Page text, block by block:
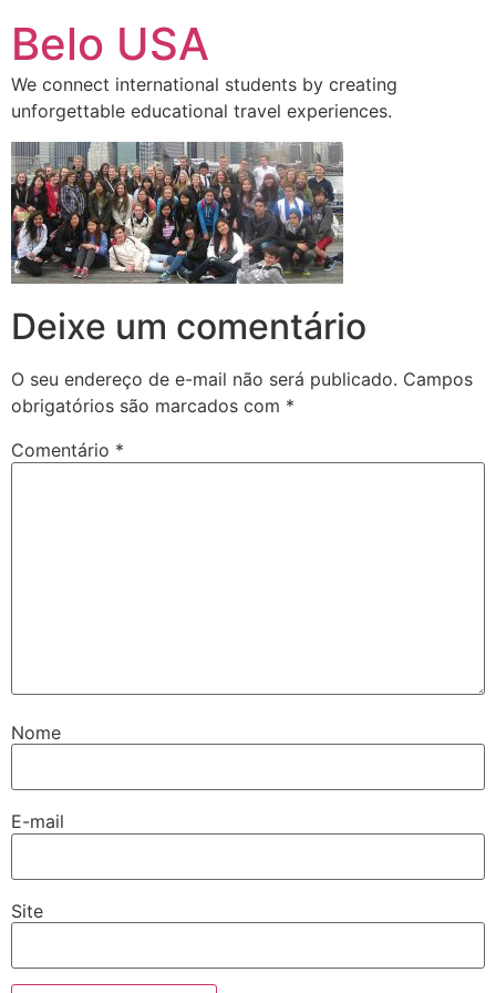
para
conteúdo
Belo USA
We connect international students by creating
unforgettable educational travel experiences.
Deixe um comentário
O seu endereço de e-mail não será publicado. Campos
obrigatórios são marcados com *
Comentário *
Nome
E-mail
Site